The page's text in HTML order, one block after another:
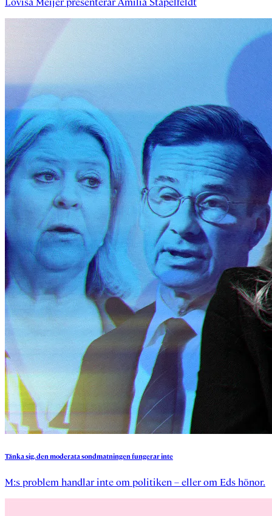
Tänkasig,denmoderatasondmatningenfungerarinte
M:s problem handlar inte om politiken – eller om Eds hönor.